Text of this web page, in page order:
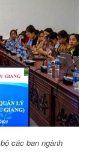
các ban ngành